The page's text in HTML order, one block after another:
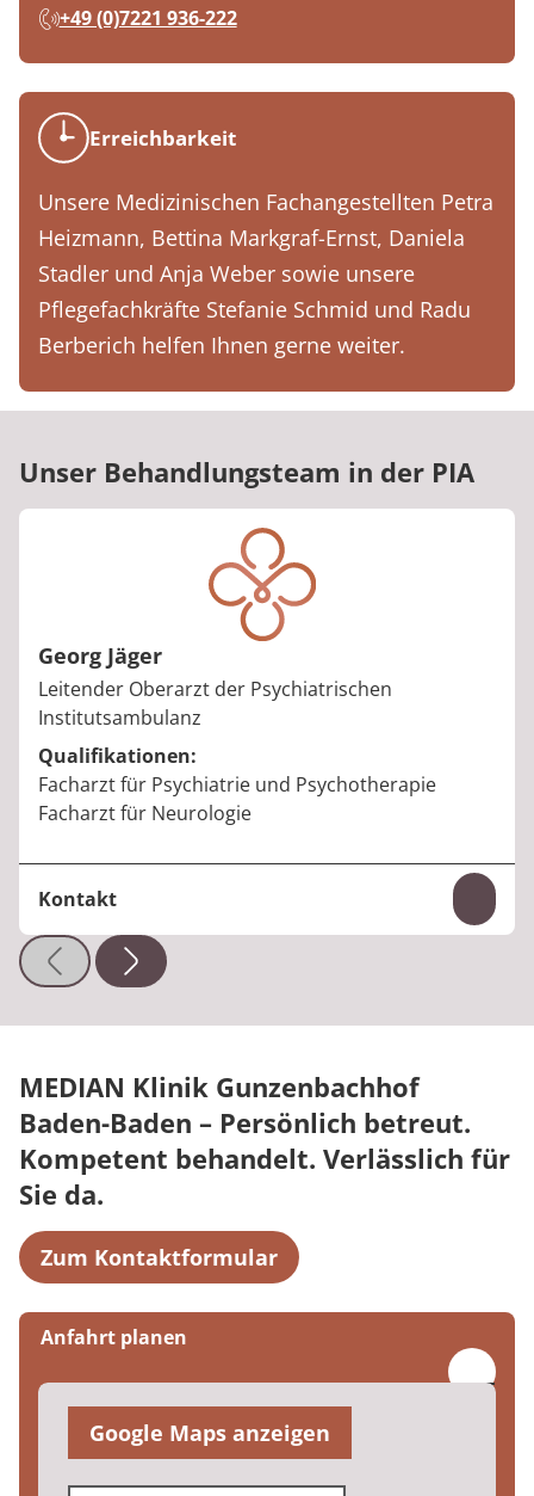
+49 (0)7221 936-222
Erreichbarkeit
Unsere Medizinischen Fachangestellten Petra
Heizmann, Bettina Markgraf-Ernst, Daniela
Stadler und Anja Weber sowie unsere
Pflegefachkräfte Stefanie Schmid und Radu
Berberich helfen Ihnen gerne weiter.
Unser Behandlungsteam in der PIA
Georg Jäger
Berufstitel:
Leitender Oberarzt der Psychiatrischen
Institutsambulanz
Qualifikationen:
Facharzt für Psychiatrie und Psychotherapie
Facharzt für Neurologie
Kontakt
Telefon:+49 7221 936-222
E-Mail:georg.jaeger@median-kliniken.de
MEDIAN Klinik Gunzenbachhof
Baden-Baden – Persönlich betreut.
Kompetent behandelt. Verlässlich für
Sie da.
Zum Kontaktformular
Anfahrt planen
Google Maps anzeigen